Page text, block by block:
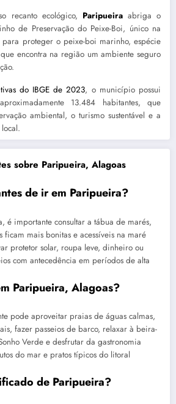
recanto ecológico, Paripueiraabriga o
de Preservação do Peixe-Boi, único na
proteger o peixe-boi marinho, espécie
encontra na região um ambiente seguro
do IBGE de 2023, o município possui
13.484 habitantes, que
ambiental, o turismo sustentável e a
sobre Paripueira, Alagoas
de ir em Paripueira?
é importante consultar a tábua de marés,
ficam mais bonitas e acessíveis na maré
protetor solar, roupa leve, dinheiro ou
com antecedência em períodos de alta
Paripueira, Alagoas?
pode aproveitar praias de águas calmas,
fazer passeios de barco, relaxar à beira-
Verde e desfrutar da gastronomia
do mar e pratos típicos do litoral
de Paripueira?